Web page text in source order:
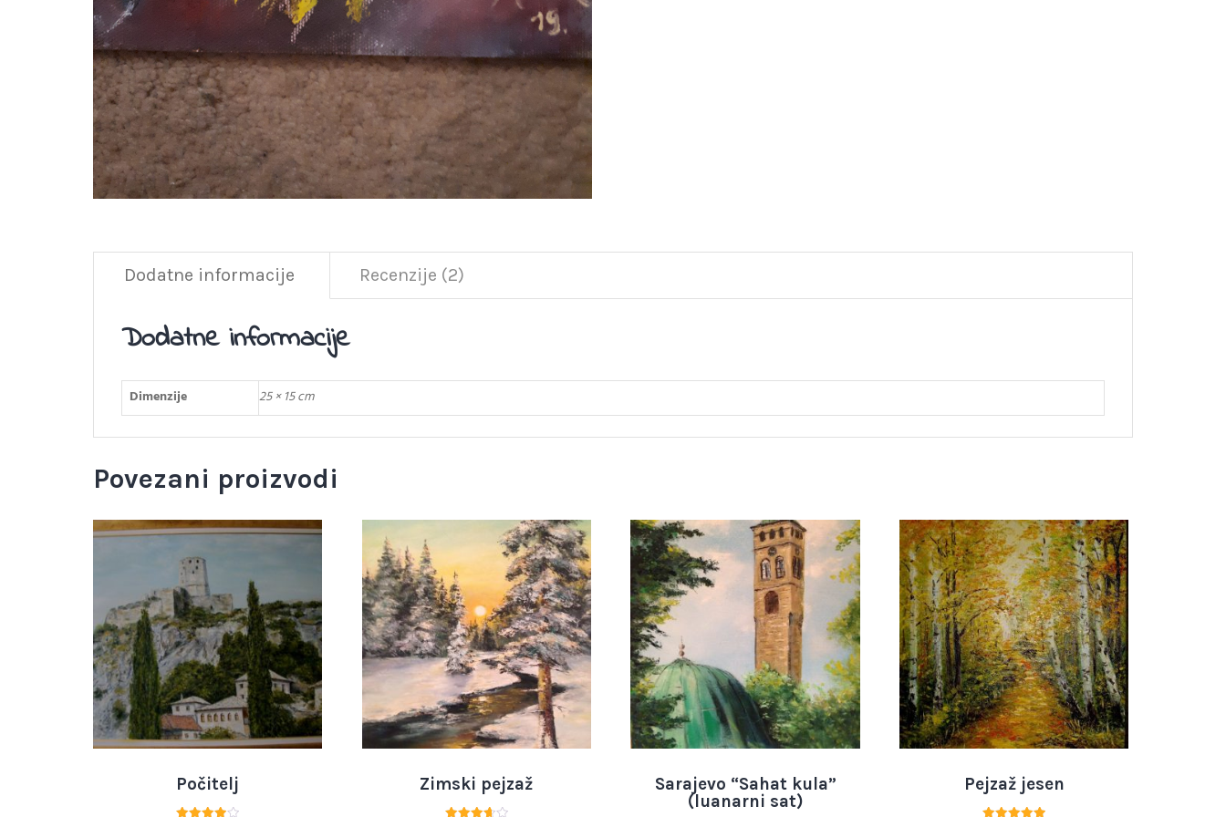
Dodatne informacije Recenzije (2)
Dodatne informacije
Dimenzije 25 × 15 cm
Povezani proizvodi
Počitelj Zimski pejzaž
Sarajevo “Sahat kula”
(luanarni sat)
Pejzaž jesen